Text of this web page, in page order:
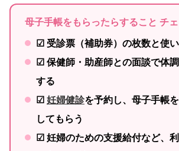
母子手帳をもらったらすること チ
☑ 受診票（補助券）の枚数と使
☑ 保健師・助産師との面談で体
する
☑ 妊婦健診を予約し、母子手帳
してもらう
☑ 妊婦のための支援給付など、